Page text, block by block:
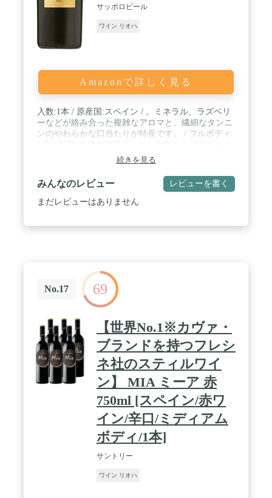
サッポロビール
ワイン リオハ
Amazonで詳しく見る
入数:1本 / 原産国:スペイン / 。ミネラル、ラズベリ
ーなどが絡み合った複雑なアロマと、繊細なタンニ
ンのやわらかな口当たりが特長です。 / フルボディ
ョ種、カベルネ・ソーヴィニヨン種 / アルコール度
数:13.5% / 容器:ボトル / ミネラル、ラズベリーなど
が絡み合った複雑な香りと、繊細なタンニンのやわ
らかな口当たりが特長です。
続きを見る
みんなのレビュー レビューを書く
まだレビューはありません
No.17 69
【世界No.1※カヴァ・
ブランドを持つフレシ
ネ社のスティルワイ
ン】 MIA ミーア 赤
750ml [スペイン/赤ワ
イン/辛口/ミディアム
ボディ/1本]
サントリー
ワイン リオハ